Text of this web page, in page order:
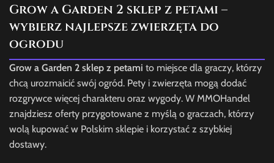
Grow a Garden 2 sklep z petami –
wybierz najlepsze zwierzęta do
ogrodu
Grow a Garden 2 sklep z petami to miejsce dla graczy, którzy
chcą urozmaicić swój ogród. Pety i zwierzęta mogą dodać
rozgrywce więcej charakteru oraz wygody. W MMOHandel
znajdziesz oferty przygotowane z myślą o graczach, którzy
wolą kupować w Polskim sklepie i korzystać z szybkiej
dostawy.